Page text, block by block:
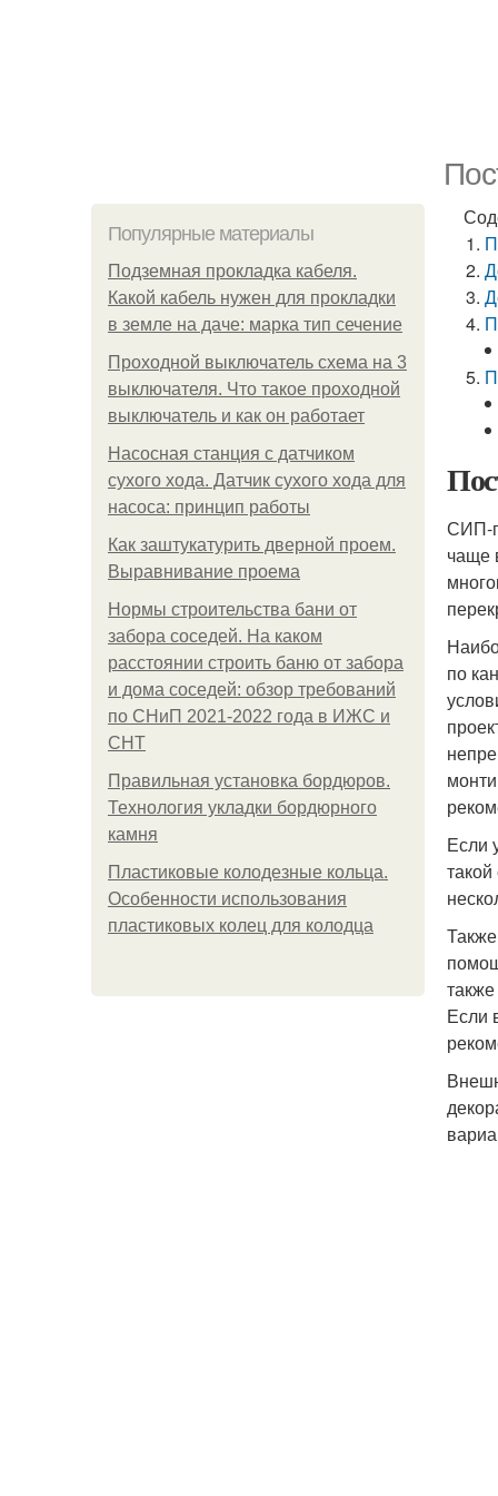
Популярные материалы
Подземная прокладка кабеля.
Какой кабель нужен для прокладки
в земле на даче: марка тип сечение
Проходной выключатель схема на 3
выключателя. Что такое проходной
выключатель и как он работает
Насосная станция с датчиком
сухого хода. Датчик сухого хода для
насоса: принцип работы
Как заштукатурить дверной проем.
Выравнивание проема
Нормы строительства бани от
забора соседей. На каком
расстоянии строить баню от забора
и дома соседей: обзор требований
по СНиП 2021-2022 года в ИЖС и
СНТ
Правильная установка бордюров.
Технология укладки бордюрного
камня
Пластиковые колодезные кольца.
Особенности использования
пластиковых колец для колодца
СИП-
чаще
по
Если
Если